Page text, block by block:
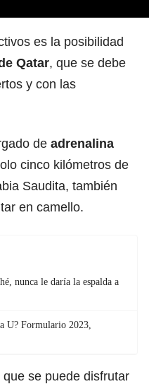
es la posibilidad
Qatar, que se debe
y con las
de adrenalina
cinco kilómetros de
Saudita, también
en camello.
nunca le daría la espalda a
U? Formulario 2023,
se puede disfrutar